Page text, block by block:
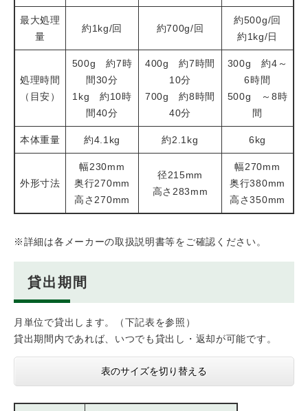
最大処理
量
約1kg/回 約700g/回
約500g/回
約1kg/日
処理時間
（目安）
500g 約7時
間30分
​1kg 約10時
間40分
400g 約7時間
10分
​700g 約8時間
40分
300g 約4～
6時間
500g ～8時
間
本体重量 約4.1kg 約2.1kg 6kg
外形寸法
幅230mm
​奥行270mm
​高さ270mm
径215mm
​高さ283mm
幅270mm
​奥行380mm
​高さ350mm
※詳細は各メーカーの取扱説明書等をご確認ください。
貸出期間
月単位で貸出します。（下記表を参照）
貸出期間内であれば、いつでも貸出し・返却が可能です。
表のサイズを切り替える